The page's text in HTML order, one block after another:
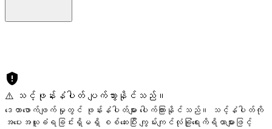
⚠️ သင့်ဖုန်းနံပါတ် ပျက်သွားနိုင်သည်။
ဒေတာဖောက်ဖျက်မှုတွင် ဖုန်းနံပါတ်များ ပေါက်ကြားနိုင်သည်။ သင့်နံပါတ်ကို
အပေးအယူခံရခြင်းရှိမရှိ စစ်ဆေးပြီး ကျွမ်းကျင်လုံခြုံရေးကိရိယာများဖြင့်